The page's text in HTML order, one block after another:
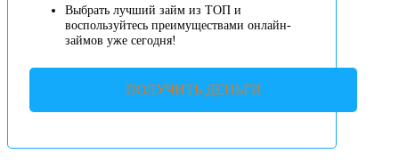
Выбрать лучший займ из ТОП и
воспользуйтесь преимуществами онлайн-
займов уже сегодня!
ПОЛУЧИТЬ ДЕНЬГИ